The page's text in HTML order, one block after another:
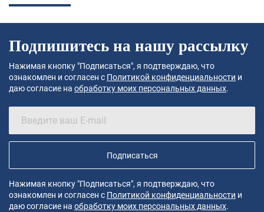
Подпишитесь на нашу рассылку
Нажимая кнопку "Подписаться", я подтверждаю, что
ознакомлен и согласен с Политикой конфиденциальности и
даю согласие на обработку моих персональных данных.
Подписаться
Нажимая кнопку "Подписаться", я подтверждаю, что
ознакомлен и согласен с Политикой конфиденциальности и
даю согласие на обработку моих персональных данных.